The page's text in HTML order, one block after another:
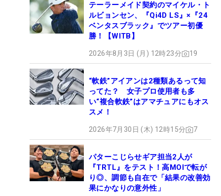
テーラーメイド契約のマイケル・ト
ルビョンセン、『Qi4D LS』×『24
ベンタスブラック』でツアー初優
勝！【WITB】
2026年8月3日 (月) 12時23分 19
“軟鉄”アイアンは2種類あるって知
ってた？ 女子プロ使用者も多
い“複合軟鉄”はアマチュアにもオス
スメ！
2026年7月30日 (木) 12時15分 7
パターこじらせギア担当2人が
『TRTL』をテスト！高MOIで転が
り◎、調節も自在で「結果の改善効
果にかなりの意外性」